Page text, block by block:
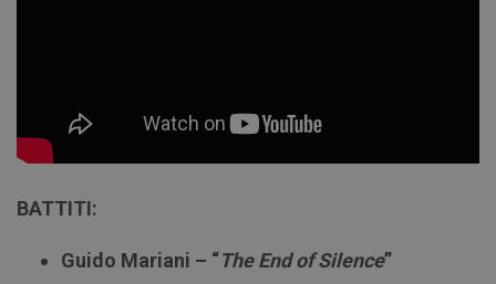
BATTITI:
Guido Mariani – “The End of Silence”